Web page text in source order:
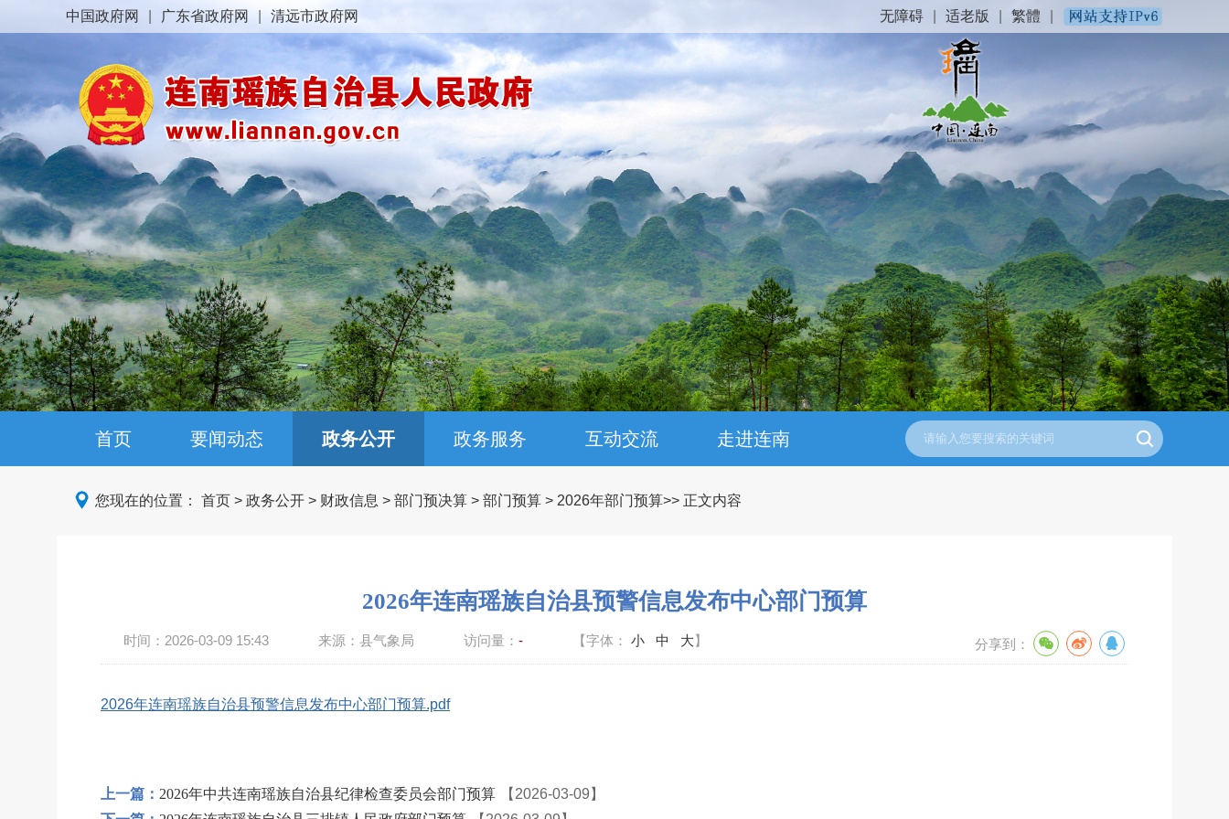
无障碍 适老版 繁體
中国政府网 广东省政府网 清远市政府网
首页 要闻动态 政务公开 政务服务 互动交流 走进连南
您现在的位置： 首页 > 政务公开 > 财政信息 > 部门预决算 > 部门预算 > 2026年部门预算>> 正文内容
2026年连南瑶族自治县预警信息发布中心部门预算
时间： 2026-03-09 15:43 来源：县气象局 访问量： - 【字体： 小 中 大】 分享到：
2026年连南瑶族自治县预警信息发布中心部门预算.pdf
上一篇： 2026年中共连南瑶族自治县纪律检查委员会部门预算
【2026-03-09】